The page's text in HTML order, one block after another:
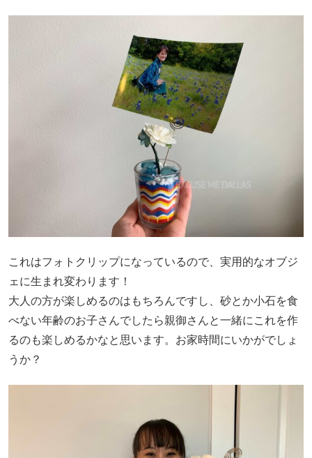
これはフォトクリップになっているので、実用的なオブジ
ェに生まれ変わります！
大人の方が楽しめるのはもちろんですし、砂とか小石を食
べない年齢のお子さんでしたら親御さんと一緒にこれを作
るのも楽しめるかなと思います。お家時間にいかがでしょ
うか？